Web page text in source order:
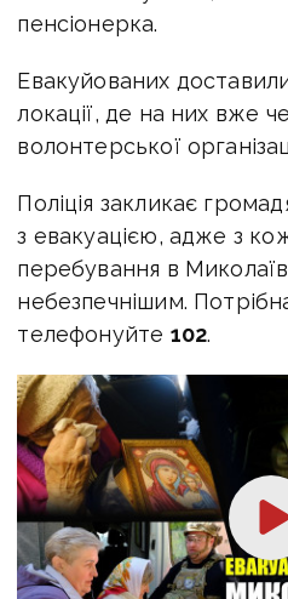
пенсіонерка.
Евакуйованих
локації, де на них вже
волонтерської
Поліція закликає
з евакуацією, адже з
перебування в
небезпечнішим.
телефонуйте 102.